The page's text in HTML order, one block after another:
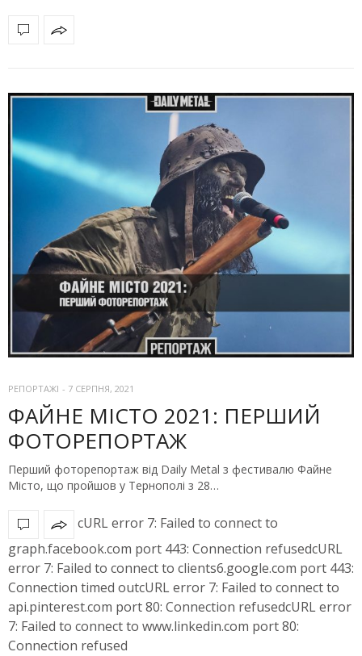
РЕПОРТАЖІ - 7 СЕРПНЯ, 2021
ФАЙНЕ МІСТО 2021: ПЕРШИЙ
ФОТОРЕПОРТАЖ
Перший фоторепортаж від Daily Metal з фестивалю Файне
Місто, що пройшов у Тернополі з 28…
cURL error 7: Failed to connect to
graph.facebook.com port 443: Connection refusedcURL
error 7: Failed to connect to clients6.google.com port 443:
Connection timed outcURL error 7: Failed to connect to
api.pinterest.com port 80: Connection refusedcURL error
7: Failed to connect to www.linkedin.com port 80:
Connection refused